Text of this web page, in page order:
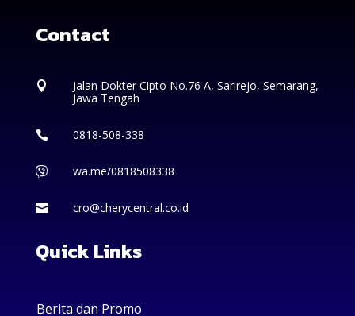
Contact

Jalan Dokter Cipto No.76 A, Sarirejo, Semarang,
Jawa Tengah
 0818-508-338
 wa.me/0818508338
 cro@cherycentral.co.id
Quick Links
Berita dan Promo